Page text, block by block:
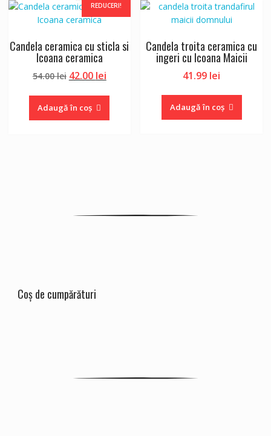
REDUCERI!
Candela ceramica cu sticla si
Icoana ceramica
54.00lei Prețul
a
fost:
42.00 leiPrețul
Adaugă în coș
Candela troita ceramica cu
ingeri cu Icoana Maicii
41.99 lei
Adaugă în coș
Coș de cumpărături